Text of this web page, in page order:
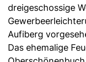
dreigeschossige
Aufiberg
Das ehemalige